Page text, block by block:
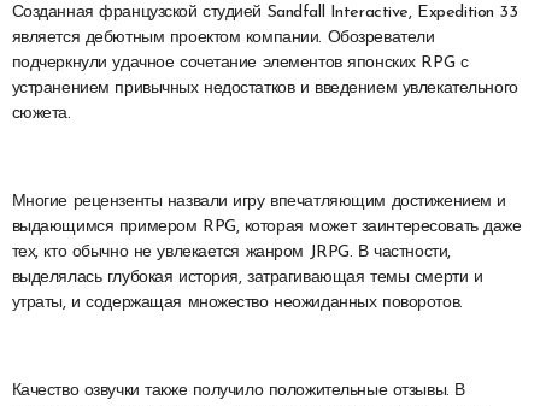
Созданная французской студией Sandfall Interactive, Expedition 33
является дебютным проектом компании. Обозреватели
подчеркнули удачное сочетание элементов японских RPG с
устранением привычных недостатков и введением увлекательного
сюжета.
Многие рецензенты назвали игру впечатляющим достижением и
выдающимся примером RPG, которая может заинтересовать даже
тех, кто обычно не увлекается жанром JRPG. В частности,
выделялась глубокая история, затрагивающая темы смерти и
утраты, и содержащая множество неожиданных поворотов.
Качество озвучки также получило положительные отзывы. В